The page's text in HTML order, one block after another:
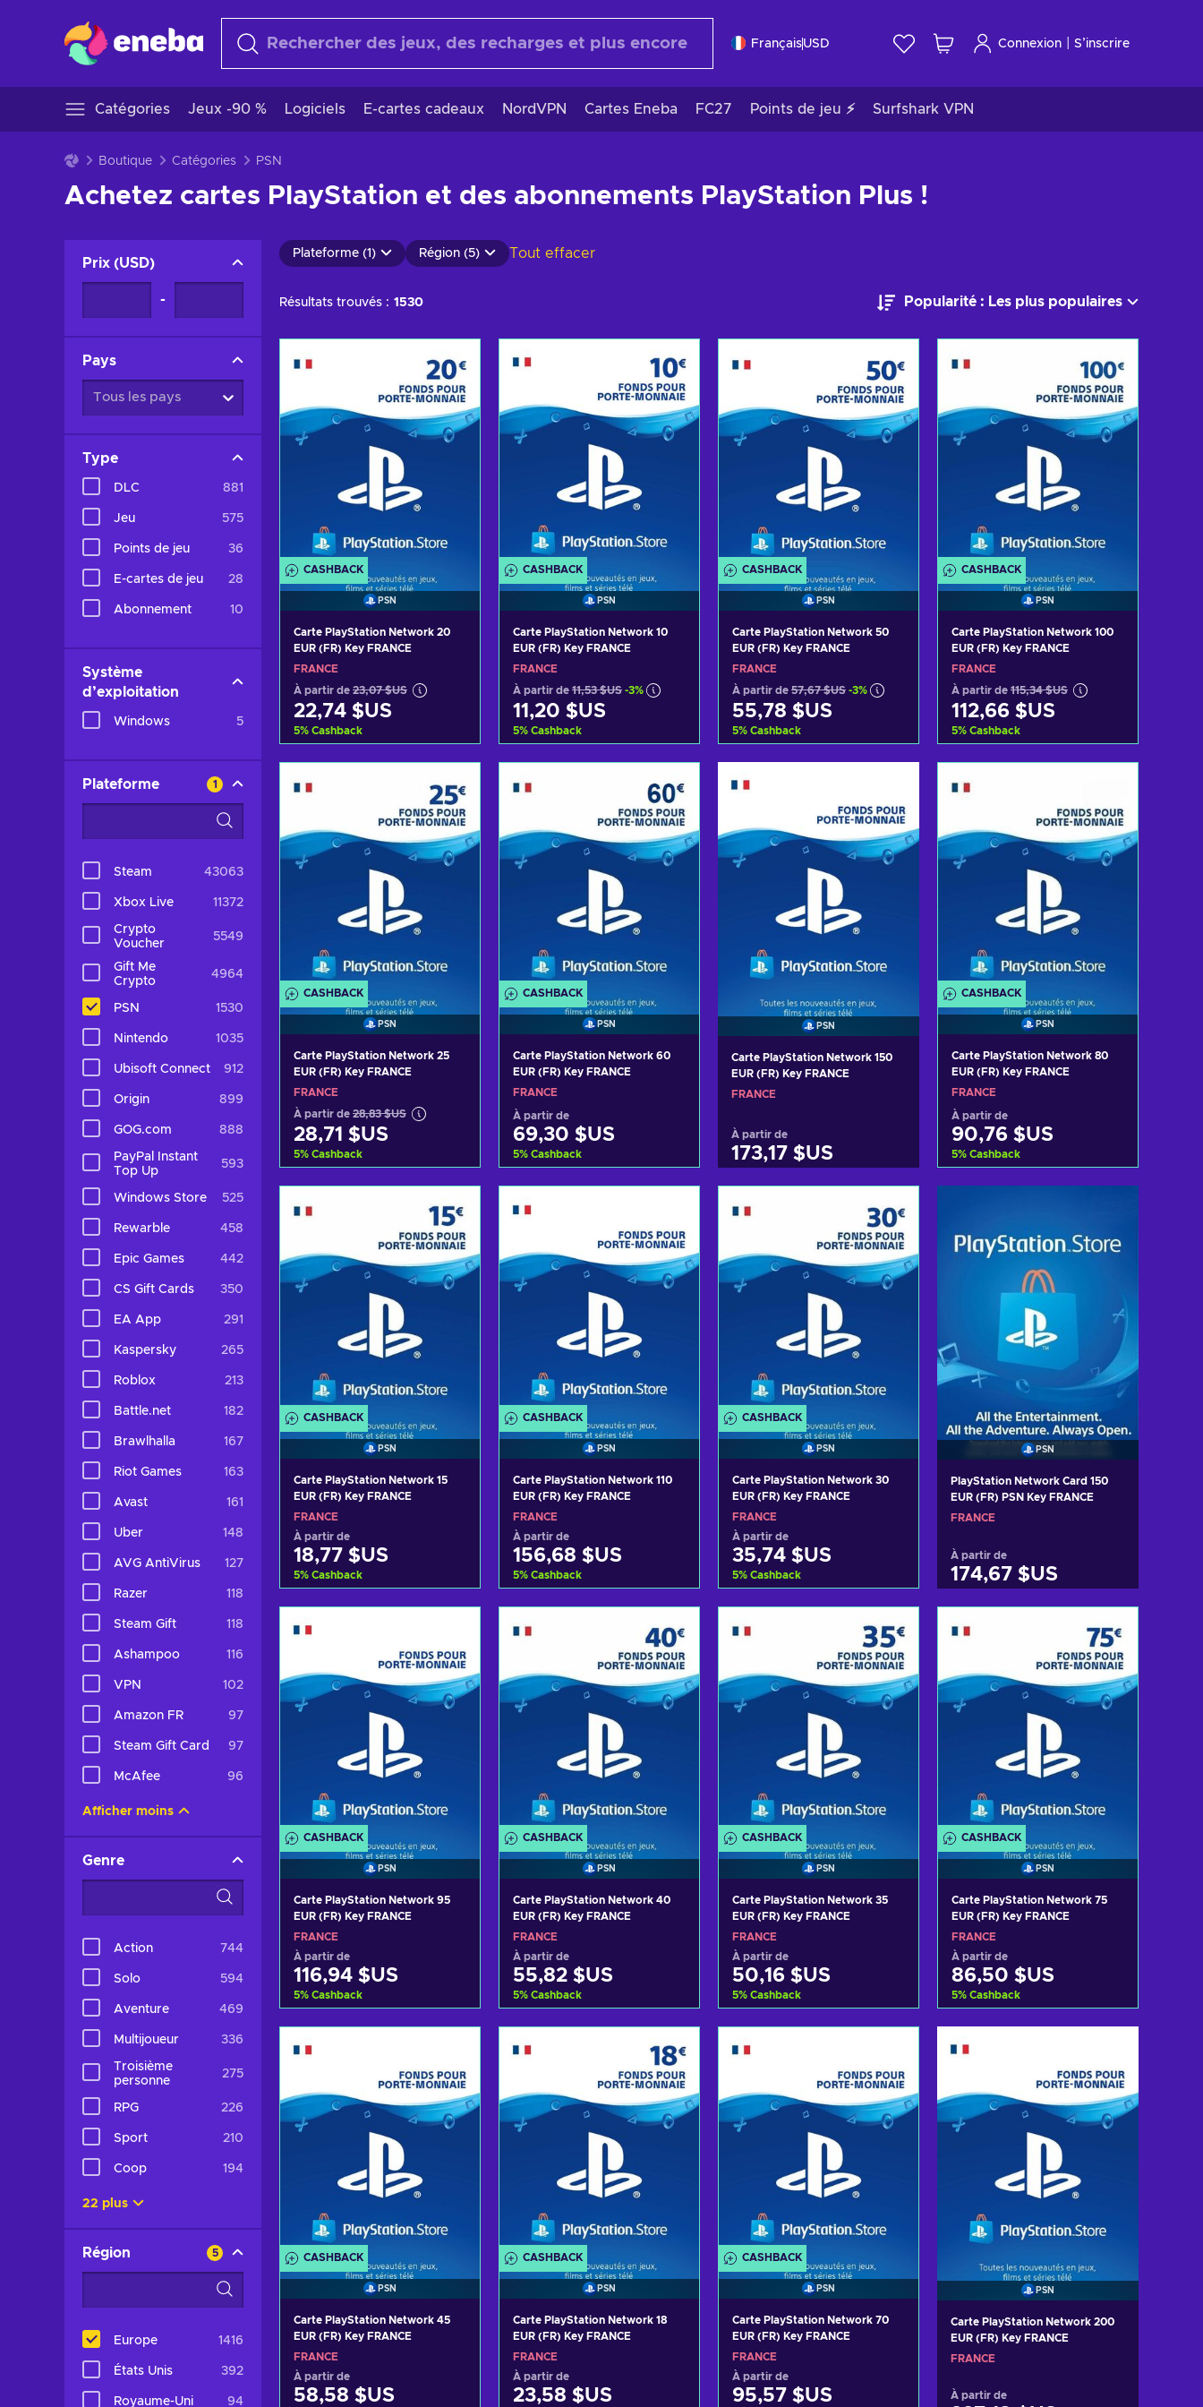
FrançaisUSD Connexion S’inscrire
Catégories Jeux -90 % Logiciels E-cartes cadeaux NordVPN Cartes Eneba FC27 Points de jeu ⚡ Surfshark VPN
Boutique Catégories PSN
Achetez cartes PlayStation et des abonnements PlayStation Plus !
Prix (USD)
-
Pays
Tous les pays
Type
DLC 881
Jeu 575
Points de jeu 36
E-cartes de jeu 28
Abonnement 10
Système
d’exploitation
Windows 5
Plateforme 1
Steam 43063
Xbox Live 11372
Crypto
Voucher
5549
Gift Me
Crypto
4964
PSN 1530
Nintendo 1035
Ubisoft Connect 912
Origin 899
GOG.com 888
PayPal Instant
Top Up
593
Windows Store 525
Rewarble 458
Epic Games 442
CS Gift Cards 350
EA App 291
Kaspersky 265
Roblox 213
Battle.net 182
Brawlhalla 167
Riot Games 163
Avast 161
Uber 148
AVG AntiVirus 127
Razer 118
Steam Gift 118
Ashampoo 116
VPN 102
Amazon FR 97
Steam Gift Card 97
McAfee 96
Afficher moins
Genre
Action 744
Solo 594
Aventure 469
Multijoueur 336
Troisième
personne
275
RPG 226
Sport 210
Coop 194
22 plus
Région 5
Europe 1416
États Unis 392
Royaume-Uni 94
Plateforme (1) Région (5) Tout effacer
Résultats trouvés : 1530 Popularité : Les plus populaires
CASHBACK
PSN
Carte PlayStation Network 20
EUR (FR) Key FRANCE
FRANCE
À partir de 23,07 $US
22,74 $US
5% Cashback
CASHBACK
PSN
Carte PlayStation Network 10
EUR (FR) Key FRANCE
FRANCE
À partir de 11,53 $US -3%
11,20 $US
5% Cashback
CASHBACK
PSN
Carte PlayStation Network 50
EUR (FR) Key FRANCE
FRANCE
À partir de 57,67 $US -3%
55,78 $US
5% Cashback
CASHBACK
PSN
Carte PlayStation Network 100
EUR (FR) Key FRANCE
FRANCE
À partir de 115,34 $US
112,66 $US
5% Cashback
CASHBACK
PSN
Carte PlayStation Network 25
EUR (FR) Key FRANCE
FRANCE
À partir de 28,83 $US
28,71 $US
5% Cashback
CASHBACK
PSN
Carte PlayStation Network 60
EUR (FR) Key FRANCE
FRANCE
À partir de
69,30 $US
5% Cashback
PSN
Carte PlayStation Network 150
EUR (FR) Key FRANCE
FRANCE
À partir de
173,17 $US
CASHBACK
PSN
Carte PlayStation Network 80
EUR (FR) Key FRANCE
FRANCE
À partir de
90,76 $US
5% Cashback
CASHBACK
PSN
Carte PlayStation Network 15
EUR (FR) Key FRANCE
FRANCE
À partir de
18,77 $US
5% Cashback
CASHBACK
PSN
Carte PlayStation Network 110
EUR (FR) Key FRANCE
FRANCE
À partir de
156,68 $US
5% Cashback
Voir les offres
CASHBACK
PSN
Carte PlayStation Network 30
EUR (FR) Key FRANCE
FRANCE
À partir de
35,74 $US
5% Cashback
Voir les offres
PSN
PlayStation Network Card 150
EUR (FR) PSN Key FRANCE
FRANCE
À partir de
174,67 $US
CASHBACK
PSN
Carte PlayStation Network 95
EUR (FR) Key FRANCE
FRANCE
À partir de
116,94 $US
5% Cashback
CASHBACK
PSN
Carte PlayStation Network 40
EUR (FR) Key FRANCE
FRANCE
À partir de
55,82 $US
5% Cashback
CASHBACK
PSN
Carte PlayStation Network 35
EUR (FR) Key FRANCE
FRANCE
À partir de
50,16 $US
5% Cashback
CASHBACK
PSN
Carte PlayStation Network 75
EUR (FR) Key FRANCE
FRANCE
À partir de
86,50 $US
5% Cashback
CASHBACK
PSN
Carte PlayStation Network 45
EUR (FR) Key FRANCE
FRANCE
À partir de
58,58 $US
CASHBACK
PSN
Carte PlayStation Network 18
EUR (FR) Key FRANCE
FRANCE
À partir de
23,58 $US
CASHBACK
PSN
Carte PlayStation Network 70
EUR (FR) Key FRANCE
FRANCE
À partir de
95,57 $US
PSN
Carte PlayStation Network 200
EUR (FR) Key FRANCE
FRANCE
À partir de